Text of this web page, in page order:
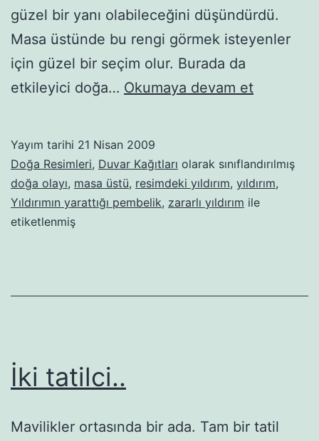
güzel bir yanı olabileceğini düşündürdü.
Masa üstünde bu rengi görmek isteyenler
için güzel bir seçim olur. Burada da
etkileyici doğa… Okumaya devam etŞimşek
03
Yayım tarihi 21 Nisan 2009
Doğa Resimleri, Duvar Kağıtları olarak sınıflandırılmış
doğa olayı, masa üstü, resimdeki yıldırım, yıldırım,
Yıldırımın yarattığı pembelik, zararlı yıldırım ile
etiketlenmiş
İki tatilci..
Mavilikler ortasında bir ada. Tam bir tatil